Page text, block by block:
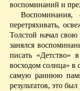
воспоминаний и
перетряхивать,
Толстой начал свою
занялся
писать
восходом солнца» в
самую раннюю
результатов, это